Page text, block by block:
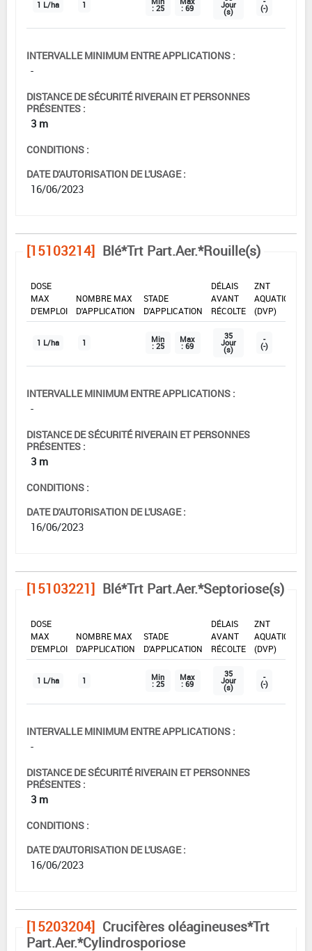
1 L/ha 1 : 25 : 69 Jour
(s) (-)
INTERVALLE MINIMUM ENTRE APPLICATIONS :
-
DISTANCE DE SÉCURITÉ RIVERAIN ET PERSONNES
PRÉSENTES :
3 m
CONDITIONS :
DATE D'AUTORISATION DE L'USAGE :
16/06/2023
[15103214] Blé*Trt Part.Aer.*Rouille(s)
DOSE
MAX
D'EMPLOI
NOMBRE MAX
D'APPLICATION
STADE
D'APPLICATION
DÉLAIS
AVANT
RÉCOLTE
ZNT
AQUATIQUE
(DVP)
1 L/ha 1 Min
: 25
Max
: 69
35
Jour
(s)
-
(-)
INTERVALLE MINIMUM ENTRE APPLICATIONS :
-
DISTANCE DE SÉCURITÉ RIVERAIN ET PERSONNES
PRÉSENTES :
3 m
CONDITIONS :
DATE D'AUTORISATION DE L'USAGE :
16/06/2023
[15103221] Blé*Trt Part.Aer.*Septoriose(s)
DOSE
MAX
D'EMPLOI
NOMBRE MAX
D'APPLICATION
STADE
D'APPLICATION
DÉLAIS
AVANT
RÉCOLTE
ZNT
AQUATIQUE
(DVP)
1 L/ha 1 Min
: 25
Max
: 69
35
Jour
(s)
-
(-)
INTERVALLE MINIMUM ENTRE APPLICATIONS :
-
DISTANCE DE SÉCURITÉ RIVERAIN ET PERSONNES
PRÉSENTES :
3 m
CONDITIONS :
DATE D'AUTORISATION DE L'USAGE :
16/06/2023
[15203204] Crucifères oléagineuses*Trt
Part.Aer.*Cylindrosporiose